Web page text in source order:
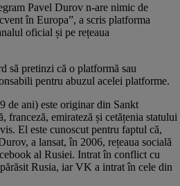
Pavel Durov n-are nimic de
în Europa”, a scris platforma
oficial și pe rețeaua
să pretinzi că o platformă sau
pentru abuzul acelei platforme.
de ani) este originar din Sankt
franceză, emirateză și cetățenia statului
El este cunoscut pentru faptul că,
a lansat, în 2006, rețeaua socială
al Rusiei. Intrat în conflict cu
Rusia, iar VK a intrat în cele din